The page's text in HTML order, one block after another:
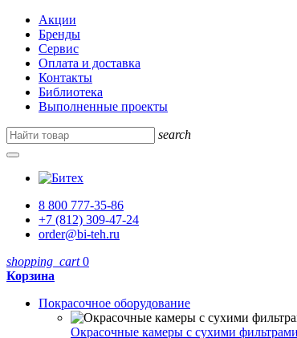
Акции
Бренды
Сервис
Оплата и доставка
Контакты
Библиотека
Выполненные проекты
search
8 800 777-35-86
+7 (812) 309-47-24
order@bi-teh.ru
shopping_cart 0
Корзина
Покрасочное оборудование
Окрасочные камеры с сухими фильтрами